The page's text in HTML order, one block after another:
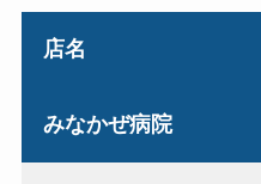
店名
みなかぜ病院